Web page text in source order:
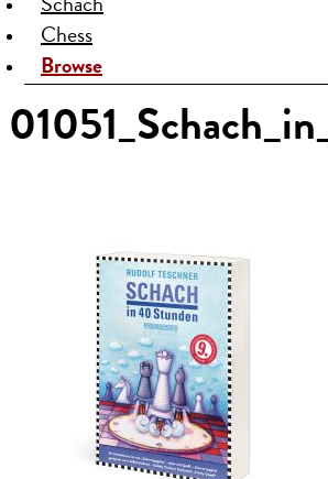
Schach
Chess
Browse